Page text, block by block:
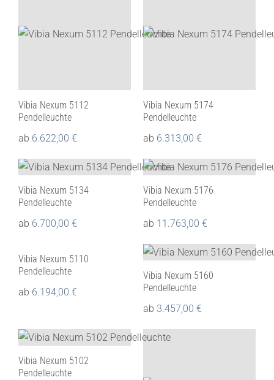
Vibia Nexum 5112
Pendelleuchte
ab 6.622,00 €
Vibia Nexum 5174
Pendelleuchte
ab 6.313,00 €
Vibia Nexum 5134
Pendelleuchte
ab 6.700,00 €
Vibia Nexum 5176
Pendelleuchte
ab 11.763,00 €
Vibia Nexum 5110
Pendelleuchte
ab 6.194,00 €
Vibia Nexum 5160
Pendelleuchte
ab 3.457,00 €
Vibia Nexum 5102
Pendelleuchte